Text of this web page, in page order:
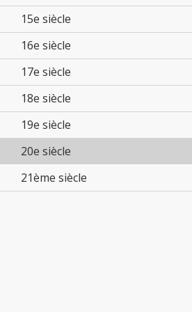
15e siècle
16e siècle
17e siècle
18e siècle
19e siècle
20e siècle
21ème siècle